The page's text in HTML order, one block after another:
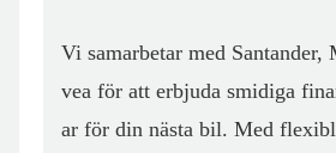
Vi samarbetar med Santander,
vea för att erbjuda smidiga
ar för din nästa bil. Med